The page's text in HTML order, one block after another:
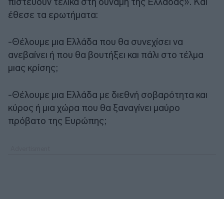
έθεσε τα ερωτήματα:
-Θέλουμε μια Ελλάδα που θα συνεχίσει να
ανεβαίνει ή που θα βουτήξει και πάλι στο τέλμα
μιας κρίσης;
-Θέλουμε μια Ελλάδα με διεθνή σοβαρότητα και
κύρος ή μια χώρα που θα ξαναγίνει μαύρο
πρόβατο της Ευρώπης;